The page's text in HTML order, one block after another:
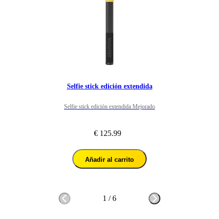
Selfie stick edición extendida
Selfie stick edición extendida Mejorado
€ 125.99
Añadir al carrito
1 /6